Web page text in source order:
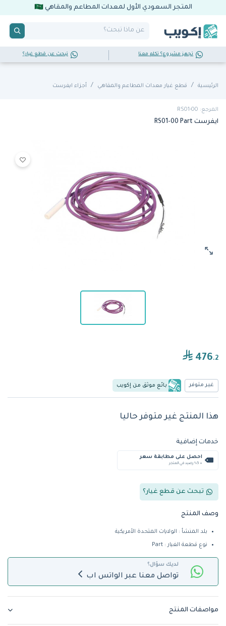
المتجر السعودي الأول لمعدات المطاعم والمقاهي
تجهز مشروع؟ تكلم معنا تبحث عن قطع غيار؟
الرئيسية قطع غيار معدات المطاعم والمقاهي أجزاء ايفرست
المرجع: RS01-00
ايفرست RS01-00 Part
476.2
غير متوفر بائع موثق من إكويب
هذا المنتج غير متوفر حاليا
خدمات إضافية
احصل على مطابقة سعر
+ %5 رصيد في المتجر
تبحث عن قطع غيار؟
وصف المنتج
بلد المنشأ : الولايات المتحدة الأمريكية
نوع قطعة الغيار : Part
لديك سؤال؟
تواصل معنا عبر الواتس اب
مواصفات المنتج